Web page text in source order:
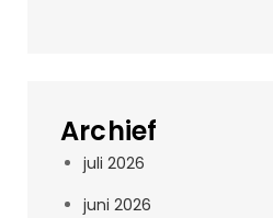
Archief
juli 2026
juni 2026